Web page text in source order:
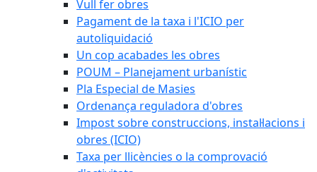
Vull fer obres
Pagament de la taxa i l'ICIO per
autoliquidació
Un cop acabades les obres
POUM – Planejament urbanístic
Pla Especial de Masies
Ordenança reguladora d'obres
Impost sobre construccions, instal·lacions i
obres (ICIO)
Taxa per llicències o la comprovació